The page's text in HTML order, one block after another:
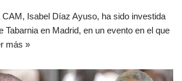
CAM, Isabel Díaz Ayuso, ha sido investida
Tabarnia en Madrid, en un evento en el que
más »